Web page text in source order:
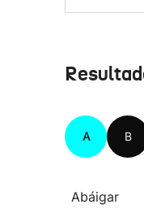
A B
Abáigar